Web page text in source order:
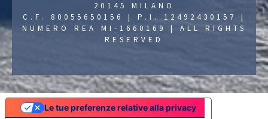
20145 MILANO
C.F. 80055650156 | P.I. 12492430157 |
NUMERO REA MI-1660169 | ALL RIGHTS
RESERVED
Le tue preferenze relative alla privacy